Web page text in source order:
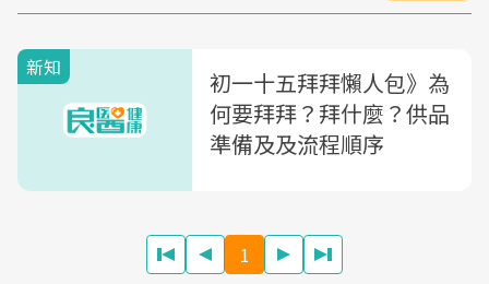
新知
初一十五拜拜懶人包》為
何要拜拜？拜什麼？供品
準備及及流程順序
1